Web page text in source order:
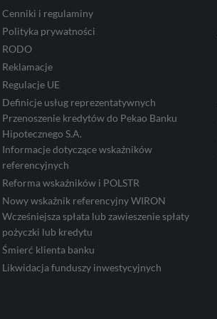
Cenniki i regulaminy
Polityka prywatności
RODO
Reklamacje
Regulacje UE
Definicje usług reprezentatywnych
Przenoszenie kredytów do Pekao Banku
Hipotecznego S.A.
Informacje dotyczące wskaźników
referencyjnych
Reforma wskaźników i POLSTR
Nowy wskaźnik referencyjny WIRON
Wcześniejsza spłata lub zawieszenie spłaty
pożyczki lub kredytu
Śmierć klienta banku
Likwidacja funduszy inwestycyjnych